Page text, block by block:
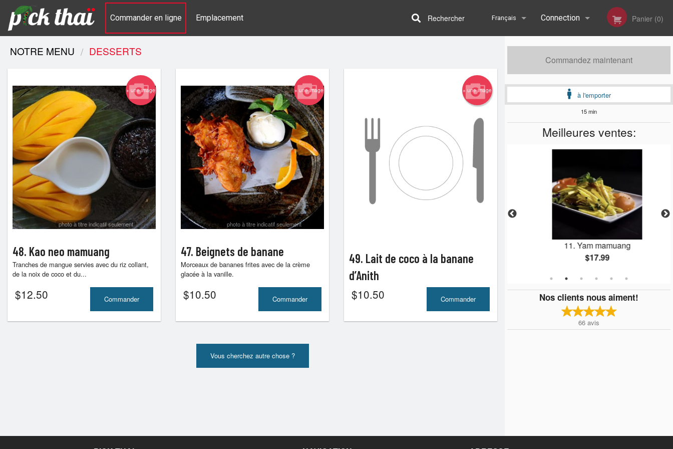
Commander en ligne Emplacement Français
Français
Connection Panier (0)
Rechercher
Commandez maintenant
à l'emporter
15 min
Meilleures ventes:
5. Satay kai (3 mcx)
$12.50
$12.99
11. Yam mamuang
$17.99
Nos clients nous aiment!
66 avis
NOTRE MENU DESSERTS
+ une image
photo à titre indicatif seulement
48. Kao neo mamuang
Tranches de mangue servies avec du riz collant,
de la noix de coco et du...
$12.50 Commander
+ une image
photo à titre indicatif seulement
47. Beignets de banane
Morceaux de bananes frites avec de la crème
glacée à la vanille.
$10.50 Commander
+ une image
49. Lait de coco à la banane
d’Anith
$10.50 Commander
Vous cherchez autre chose ?